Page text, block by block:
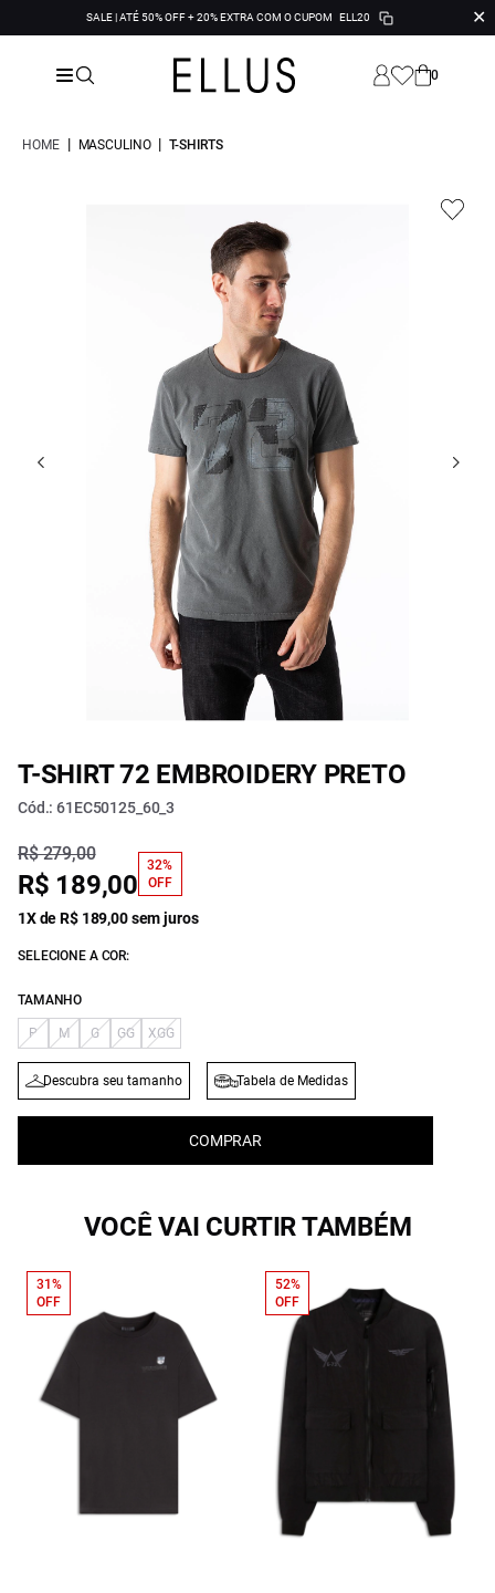
SALE | ATÉ 50% OFF + 20% EXTRA COM O CUPOM ELL20 ✕
0
HOME | MASCULINO | T-SHIRTS
T-SHIRT 72 EMBROIDERY PRETO
Cód.: 61EC50125_60_3
R$ 279,00
R$ 189,00
32%
OFF
1X de R$ 189,00 sem juros
SELECIONE A COR:
TAMANHO
P M G GG XGG
Descubra seu tamanho Tabela de Medidas
COMPRAR
VOCÊ VAI CURTIR TAMBÉM
31%
OFF
52%
OFF